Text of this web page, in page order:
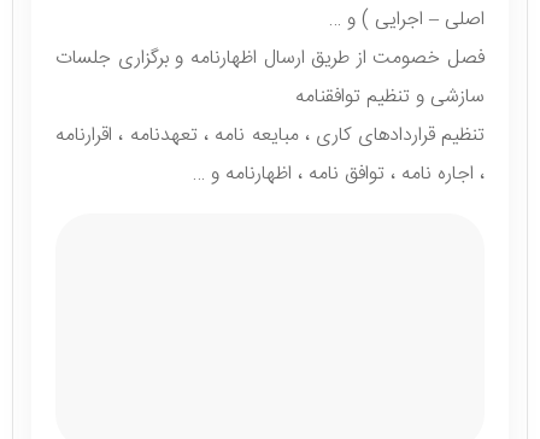
اصلی – اجرایی ) و …
فصل خصومت از طریق ارسال اظهارنامه و برگزاری جلسات
سازشی و تنظیم توافقنامه
تنظیم قراردادهای کاری ، مبایعه نامه ، تعهدنامه ، اقرارنامه
، اجاره نامه ، توافق نامه ، اظهارنامه و …